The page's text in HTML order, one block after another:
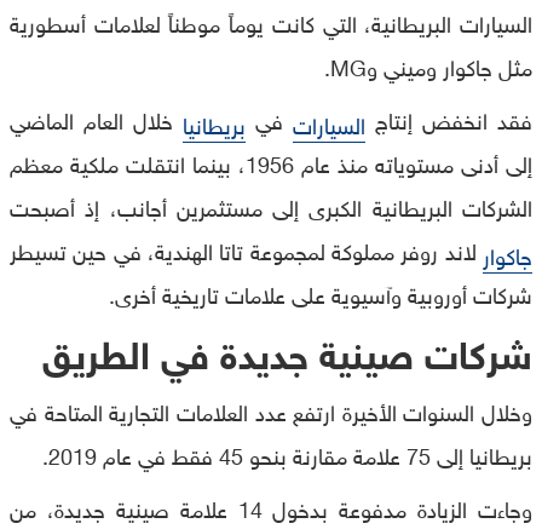
السيارات البريطانية، التي كانت يوماً موطناً لعلامات أسطورية
مثل جاكوار وميني وMG.
فقد انخفض إنتاج السيارات في بريطانيا خلال العام الماضي
إلى أدنى مستوياته منذ عام 1956، بينما انتقلت ملكية معظم
الشركات البريطانية الكبرى إلى مستثمرين أجانب، إذ أصبحت
جاكوار لاند روفر مملوكة لمجموعة تاتا الهندية، في حين تسيطر
شركات أوروبية وآسيوية على علامات تاريخية أخرى.
شركات صينية جديدة في الطريق
وخلال السنوات الأخيرة ارتفع عدد العلامات التجارية المتاحة في
بريطانيا إلى 75 علامة مقارنة بنحو 45 فقط في عام 2019.
وجاءت الزيادة مدفوعة بدخول 14 علامة صينية جديدة، من